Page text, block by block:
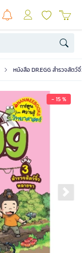
หนังสือ DR.EGG สำรวจสัตว์
- 15 %